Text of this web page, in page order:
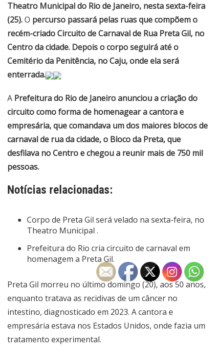
Theatro Municipal do Rio de Janeiro, nesta sexta-feira
(25).O percurso passará pelas ruas que compõem o
recém-criado Circuito de Carnaval de Rua Preta Gil, no
Centro da cidade. Depois o corpo seguirá até o
Cemitério da Penitência, no Caju, onde ela será
enterrada.
A Prefeitura do Rio de Janeiro anunciou a criação do
circuito como forma de homenagear a cantora e
empresária, que comandava um dos maiores blocos de
carnaval de rua da cidade, o Bloco da Preta, que
desfilava no Centro e chegou a reunir mais de 750 mil
pessoas.
Notícias relacionadas:
Corpo de Preta Gil será velado na sexta-feira, no
Theatro Municipal .
Prefeitura do Rio cria circuito de carnaval em
homenagem a Preta Gil.
Preta Gil morreu no último domingo (20), aos 50 anos,
enquanto tratava as recidivas de um câncer no
intestino, diagnosticado em 2023. A cantora e
empresária estava nos Estados Unidos, onde fazia um
tratamento experimental.